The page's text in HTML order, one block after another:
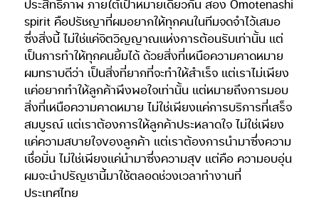
ประสิทธิภาพ ภายใต้เป้าหมายเดียวกัน สอง Omotenashi
spirit คือปรัชญาที่ผมอยากให้ทุกคนในทีมจดจำไว้เสมอ
ซึ่งสิ่งนี้ ไม่ใช่แค่จิตวิญญาณแห่งการต้อนรับเท่านั้น แต่
เป็นการทำให้ทุกคนยิ้มได้ ด้วยสิ่งที่เหนือความคาดหมาย
ผมทราบดีว่า เป็นสิ่งที่ยากที่จะทำให้สำเร็จ แต่เราไม่เพียง
แค่อยากทำให้ลูกค้าพึงพอใจเท่านั้น แต่หมายถึงการมอบ
สิ่งที่เหนือความคาดหมาย ไม่ใช่เพียงแค่การบริการที่เสร็จ
สมบูรณ์ แต่เราต้องการให้ลูกค้าประหลาดใจ ไม่ใช่เพียง
แค่ความสบายใจของลูกค้า แต่เราต้องการนำมาซึ่งความ
เชื่อมั่น ไม่ใช่เพียงแค่นำมาซึ่งความสุข แต่คือ ความอบอุ่น
ผมจะนำปรัญชานี้มาใช้ตลอดช่วงเวลาทำงานที่
ประเทศไทย